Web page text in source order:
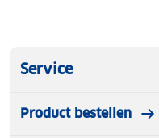
Service
Product bestellen